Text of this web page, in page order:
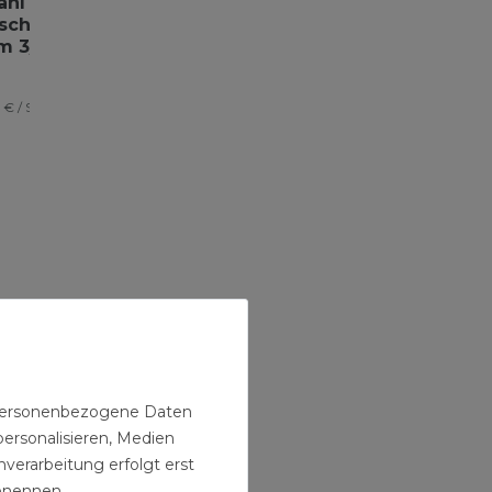
3/4
€ / Stück
Daten
Medien
erfolgt erst